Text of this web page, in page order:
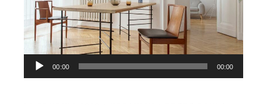
Odtwarzacz
plików
00:00 00:00